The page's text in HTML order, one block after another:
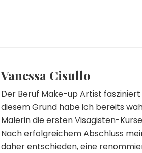
Vanessa Cisullo
Der Beruf Make-up Artist
diesem Grund habe ich bereits
Malerin die ersten Visagisten-
Nach erfolgreichem Abschluss
daher entschieden, eine